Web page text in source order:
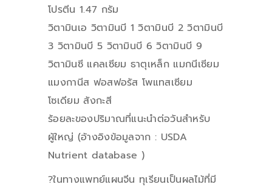
โปรตีน 1.47 กรัม
วิตามินเอ วิตามินบี 1 วิตามินบี 2 วิตามินบี
3 วิตามินบี 5 วิตามินบี 6 วิตามินบี 9
วิตามินซี แคลเซียม ธาตุเหล็ก แมกนีเซียม
แมงกานีส ฟอสฟอรัส โพแทสเซียม
โซเดียม สังกะสี
ร้อยละของปริมาณที่แนะนำต่อวันสำหรับ
ผู้ใหญ่ (อ้างอิงข้อมูลจาก : USDA
Nutrient database )
?ในทางแพทย์แผนจีน ทุเรียนเป็นผลไม้ที่มี